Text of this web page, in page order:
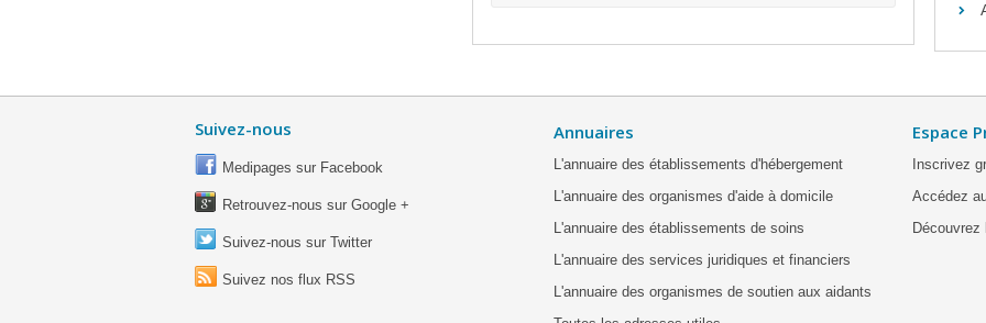
Suivez-nous
Medipages sur Facebook
Retrouvez-nous sur Google +
Suivez-nous sur Twitter
Suivez nos flux RSS
Annuaires
L'annuaire des établissements d'hébergement
L'annuaire des organismes d'aide à domicile
L'annuaire des établissements de soins
L'annuaire des services juridiques et financiers
L'annuaire des organismes de soutien aux aidants
Espace
Inscrivez
Accédez